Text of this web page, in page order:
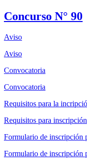
Concurso N° 90
Aviso
Aviso
Convocatoria
Convocatoria
Requisitos para la
Requisitos para inscripción
Formulario de inscripción
Formulario de inscripción